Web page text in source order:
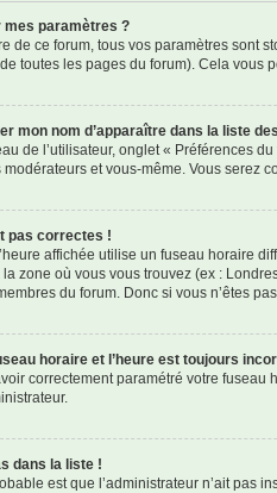
mes paramètres ?
de ce forum, tous vos paramètres sont
toutes les pages du forum). Cela vous
mon nom d’apparaître dans la liste
de l’utilisateur, onglet « Préférences
et vous-même. Vous serez
pas correctes !
affichée utilise un fuseau horaire
zone où vous vous trouvez (ex :
du forum. Donc si vous n’êtes
horaire et l’heure est toujours
correctement paramétré votre fuseau
dans la liste !
est que l’administrateur n’ait pas